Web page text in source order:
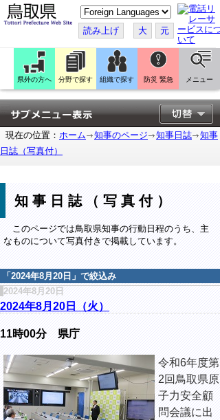
こ
の
ペ
ー
ジ
翻
訳
す
る
読み上げ 大 元
県外の方へ 分野で探す 組織で探す 防災 緊急 メニュー
現在の位置： ホーム 知事のページ 知事日誌
知事
日誌（写真付）
知事日誌（写真付）
このページでは鳥取県知事の行動日程のうち、主
なものについて写真付きで掲載しています。
「 2024年8月20日 」で絞込み
2024年8月20日
2024年8月20日（火）
11時00分 県庁
令和6年度第
2回鳥取県原
子力安全顧
問会議に出